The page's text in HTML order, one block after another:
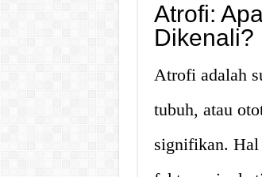
Atrofi:
Dikenali?
Atrofi adalah
tubuh, atau
signifikan. Hal